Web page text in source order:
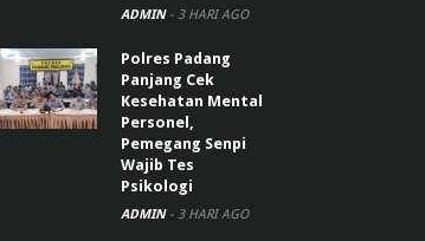
ADMIN - 3 HARI AGO
Polres Padang
Panjang Cek
Kesehatan Mental
Personel,
Pemegang Senpi
Wajib Tes
Psikologi
ADMIN - 3 HARI AGO